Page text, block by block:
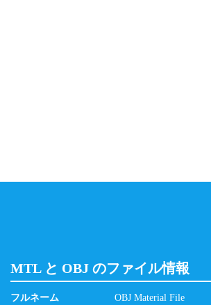
MTL と OBJ のファイル情報
フルネーム
OBJ Material File